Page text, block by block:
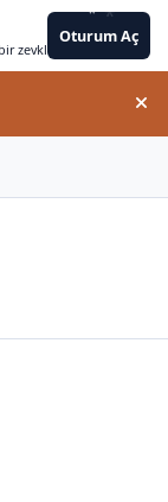
zevkle bir arada
Oturum Aç
*
* *